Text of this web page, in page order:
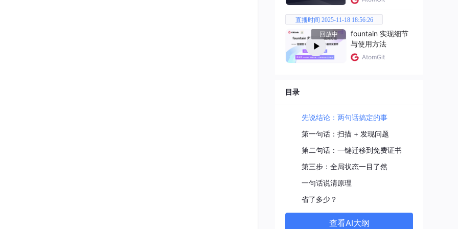
直播时间 2025-11-18 18:56:26
回放中
fountain 实现细节
与使用方法
AtomGit
目录
先说结论：两句话搞定的事
第一句话：扫描 + 发现问题
第二句话：一键迁移到免费证书
第三步：全局状态一目了然
一句话说清原理
省了多少？
查看AI大纲